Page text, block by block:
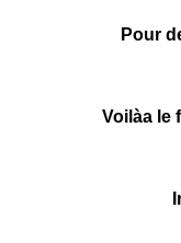
Pour
Voilàa le